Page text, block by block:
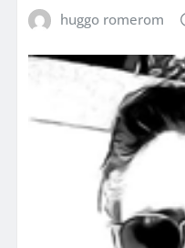
huggo romerom